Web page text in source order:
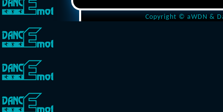
Copyright © aWDN &